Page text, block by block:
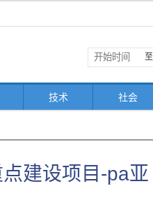
至
技术 社会
建设项目-pa亚